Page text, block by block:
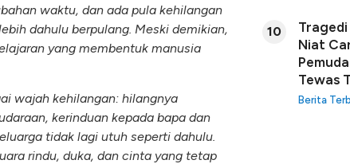
waktu, dan ada pula kehilangan
dahulu berpulang. Meski demikian,
yang membentuk manusia
wajah kehilangan: hilangnya
kerinduan kepada bapa dan
tidak lagi utuh seperti dahulu.
rindu, duka, dan cinta yang tetap
10
Niat
Tewas
Berita